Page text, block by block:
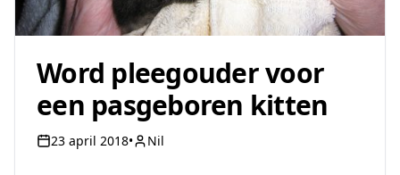
Word pleegouder voor
een pasgeboren kitten
23 april 2018• Nil